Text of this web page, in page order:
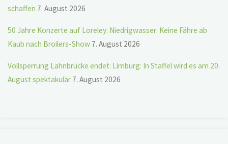
schaffen 7. August 2026
50 Jahre Konzerte auf Loreley: Niedrigwasser: Keine Fähre ab
Kaub nach Broilers-Show 7. August 2026
Vollsperrung Lahnbrücke endet: Limburg: In Staffel wird es am 20.
August spektakulär 7. August 2026